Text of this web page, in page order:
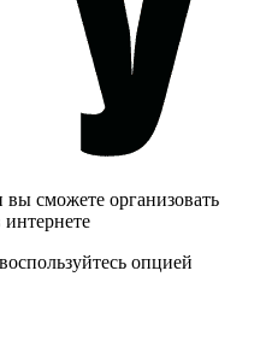
сможете организовать
опцией